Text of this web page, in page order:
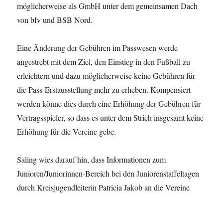
möglicherweise als GmbH unter dem gemeinsamen Dach
von bfv und BSB Nord.
Eine Änderung der Gebühren im Passwesen werde
angestrebt mit dem Ziel, den Einstieg in den Fußball zu
erleichtern und dazu möglicherweise keine Gebühren für
die Pass-Erstausstellung mehr zu erheben. Kompensiert
werden könne dies durch eine Erhöhung der Gebühren für
Vertragsspieler, so dass es unter dem Strich insgesamt keine
Erhöhung für die Vereine gebe.
Saling wies darauf hin, dass Informationen zum
Junioren/Juniorinnen-Bereich bei den Juniorenstaffeltagen
durch Kreisjugendleiterin Patricia Jakob an die Vereine